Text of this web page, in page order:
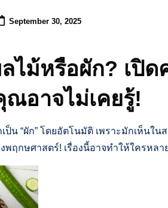
September 30, 2025
ไม้หรือผัก? เปิด
อาจไม่เคยรู้!
ป็น “ผัก” โดยอัตโนมัติ เพราะมักเห็นใ
พฤกษศาสตร์! เรื่องนี้อาจทำให้ใครหล